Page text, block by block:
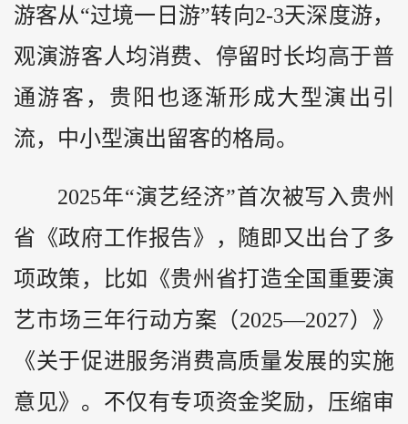
游客从“过境一日游”转向2-3天深度游，
观演游客人均消费、停留时长均高于普
通游客，贵阳也逐渐形成大型演出引
流，中小型演出留客的格局。
2025年“演艺经济”首次被写入贵州
省《政府工作报告》，随即又出台了多
项政策，比如《贵州省打造全国重要演
艺市场三年行动方案（2025—2027）》
《关于促进服务消费高质量发展的实施
意见》。不仅有专项资金奖励，压缩审